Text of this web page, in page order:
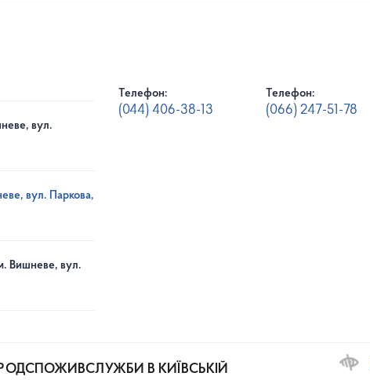
вул.
вул. Паркова,
Вишневе, вул.
Телефон:
(044) 406-38-13
Телефон:
(066) 247-51-78
В КИЇВСЬКІЙ